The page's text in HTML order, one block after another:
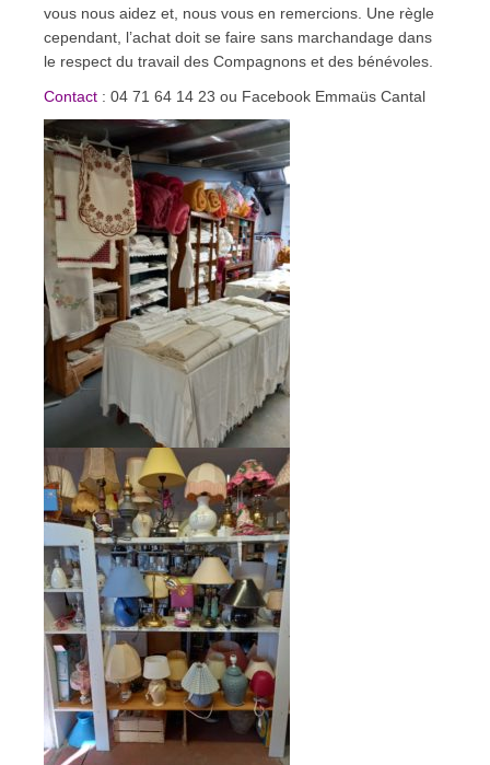
vous nous aidez et, nous vous en remercions. Une règle
cependant, l’achat doit se faire sans marchandage dans
le respect du travail des Compagnons et des bénévoles.
Contact : 04 71 64 14 23 ou Facebook Emmaüs Cantal